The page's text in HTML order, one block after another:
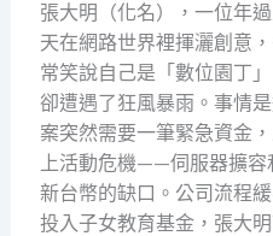
張大明（化名），一位年
天在網路世界裡揮灑創意
常笑說自己是「數位園丁
卻遭遇了狂風暴雨。事情
案突然需要一筆緊急資金
上活動危機——伺服器擴
新台幣的缺口。公司流程
投入子女教育基金，張大